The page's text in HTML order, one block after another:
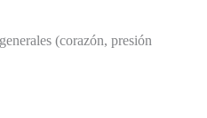
(corazón, presión